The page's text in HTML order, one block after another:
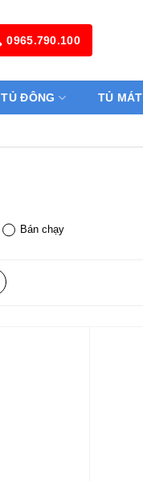
0965.790.100
TỦ ĐÔNG TỦ MÁT
Bán chạy